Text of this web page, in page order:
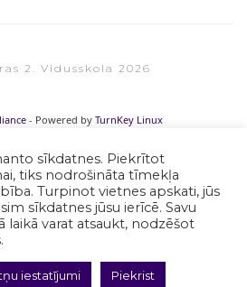
2. Vidusskola 2026
sīkdatnes. Piekrītot
tiks nodrošināta tīmekļa
Turpinot vietnes apskati, jūs
sīkdatnes jūsu ierīcē. Savu
laikā varat atsaukt, nodzēšot
iestatījumi Piekrist
- Powered by TurnKey Linux